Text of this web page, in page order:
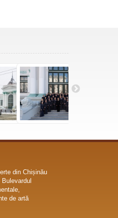
din Chișinău
de artă